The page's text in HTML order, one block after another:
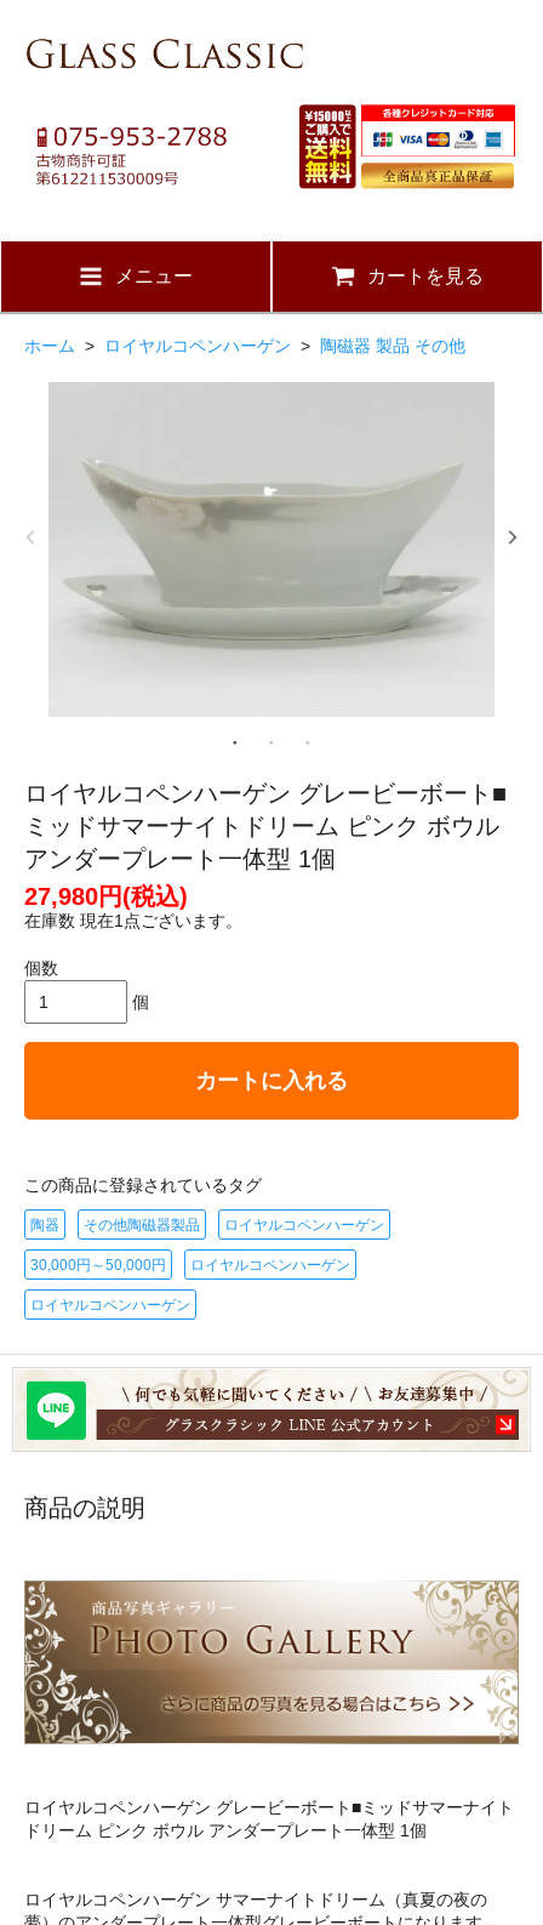
メニュー カートを見る
ホーム > ロイヤルコペンハーゲン > 陶磁器 製品 その他
ロイヤルコペンハーゲン グレービーボート■
ミッドサマーナイトドリーム ピンク ボウル
アンダープレート一体型 1個
27,980円(税込)
在庫数 現在1点ございます。
個数
個
カートに入れる
この商品に登録されているタグ
陶器 その他陶磁器製品 ロイヤルコペンハーゲン
30,000円～50,000円 ロイヤルコペンハーゲン
ロイヤルコペンハーゲン
商品の説明
ロイヤルコペンハーゲン グレービーボート■ミッドサマーナイト
ドリーム ピンク ボウル アンダープレート一体型 1個
ロイヤルコペンハーゲン サマーナイトドリーム（真夏の夜の